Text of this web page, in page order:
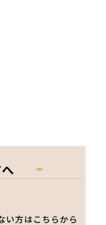
い方はこちらから